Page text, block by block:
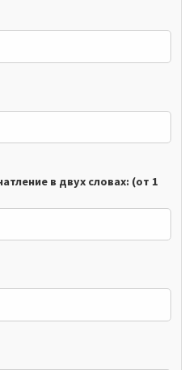
в двух словах: (от 1